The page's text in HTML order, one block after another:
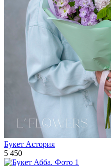
Букет Астория
5 450